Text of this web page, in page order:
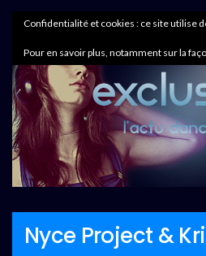
Nyce Project &
Confidentialité et cookies : ce site utilise
Pour en savoir plus, notamment sur la